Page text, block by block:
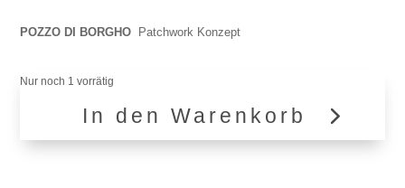
war:
ist:
€49,90.
POZZO DI BORGHO Patchwork Konzept
Nur noch 1 vorrätig
In den Warenkorb